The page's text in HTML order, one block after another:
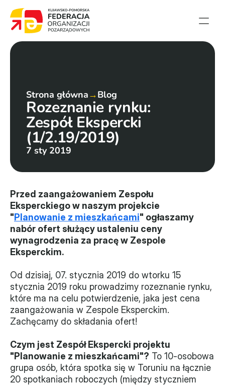
Projekty
Członkowie
English summary
Kontakt
Federacja
Statut i sprawozdania
Karta zasad
Władze
Narzędzie samooceny
Kalendarz działań
XVII forum NGO
Projekt z powiatem
Strona główna→Blog
Rozeznanie rynku:
Zespół Ekspercki
(1/2.19/2019)
7 sty 2019
Przed zaangażowaniem Zespołu
Eksperckiego w naszym projekcie
"Planowanie z mieszkańcami" ogłaszamy
nabór ofert służący ustaleniu ceny
wynagrodzenia za pracę w Zespole
Eksperckim.
Od dzisiaj, 07. stycznia 2019 do wtorku 15
stycznia 2019 roku prowadzimy rozeznanie rynku,
które ma na celu potwierdzenie, jaka jest cena
zaangażowania w Zespole Eksperckim.
Zachęcamy do składania ofert!
Czym jest Zespół Ekspercki projektu
"Planowanie z mieszkańcami"? To 10-osobowa
grupa osób, która spotka się w Toruniu na łącznie
20 spotkaniach roboczych (między styczniem